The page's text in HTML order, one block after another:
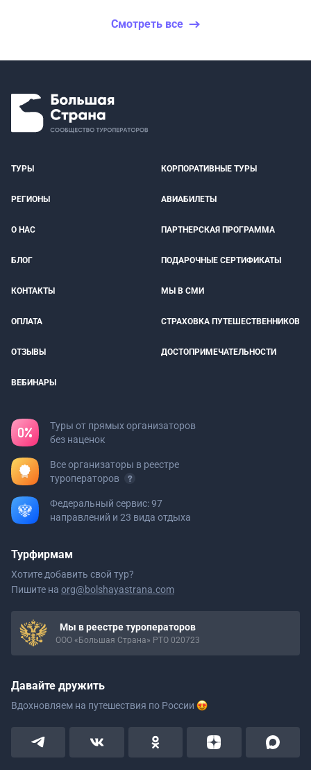
Смотреть все
ТУРЫ КОРПОРАТИВНЫЕ ТУРЫ
РЕГИОНЫ АВИАБИЛЕТЫ
О НАС ПАРТНЕРСКАЯ ПРОГРАММА
БЛОГ ПОДАРОЧНЫЕ СЕРТИФИКАТЫ
КОНТАКТЫ МЫ В СМИ
ОПЛАТА СТРАХОВКА ПУТЕШЕСТВЕННИКОВ
ОТЗЫВЫ ДОСТОПРИМЕЧАТЕЛЬНОСТИ
ВЕБИНАРЫ
Туры от прямых организаторов
без наценок
Все организаторы в реестре
туроператоров
Федеральный сервис: 97
направлений и 23 вида отдыха
Турфирмам
Хотите добавить свой тур?
Пишите на org@bolshayastrana.com
Мы в реестре туроператоров
ООО «Большая Страна» РТО 020723
Давайте дружить
Вдохновляем на путешествия по России